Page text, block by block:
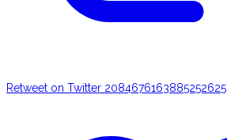
Retweet on Twitter 2084676163885252625